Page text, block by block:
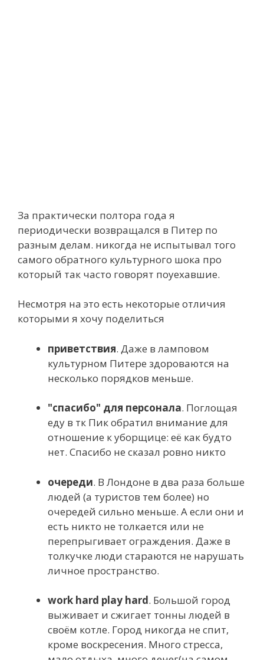
За практически полтора года я
периодически возвращался в Питер по
разным делам. никогда не испытывал того
самого обратного культурного шока про
который так часто говорят поуехавшие.
Несмотря на это есть некоторые отличия
которыми я хочу поделиться
приветствия. Даже в ламповом
культурном Питере здороваются на
несколько порядков меньше.
"спасибо" для персонала. Поглощая
еду в тк Пик обратил внимание для
отношение к уборщице: её как будто
нет. Спасибо не сказал ровно никто
очереди. В Лондоне в два раза больше
людей (а туристов тем более) но
очередей сильно меньше. А если они и
есть никто не толкается или не
перепрыгивает ограждения. Даже в
толкучке люди стараются не нарушать
личное пространство.
work hard play hard. Большой город
выживает и сжигает тонны людей в
своём котле. Город никогда не спит,
кроме воскресения. Много стресса,